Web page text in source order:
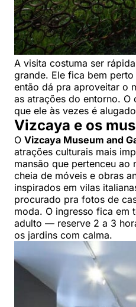
A visita costuma ser
grande. Ele fica bem
então dá pra aproveitar o
as atrações do entorno. O
que ele às vezes é
Vizcaya e os
O Vizcaya Museum and
atrações culturais mais
mansão que pertenceu ao
cheia de móveis e obras
inspirados em vilas
procurado pra fotos de
moda. O ingresso fica em
adulto — reserve 2 a 3
os jardins com calma.